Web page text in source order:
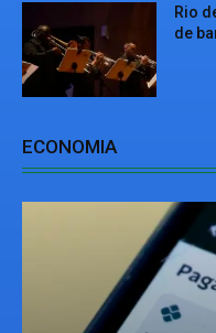
Rio
de
ECONOMIA